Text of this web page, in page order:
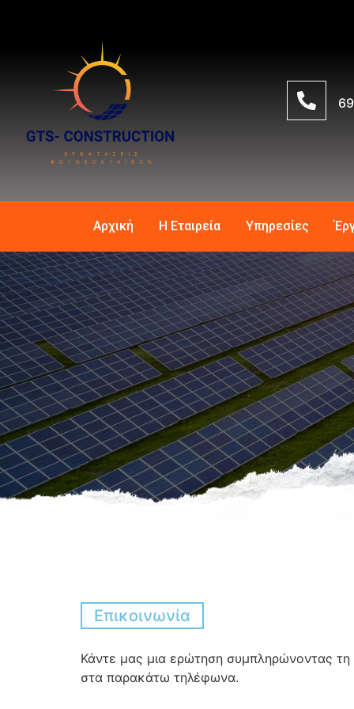
Αρχική Η Εταιρεία Υπηρεσίες
Επικοινωνία
Κάντε μας μια ερώτηση συμπληρώνοντας
στα παρακάτω τηλέφωνα.